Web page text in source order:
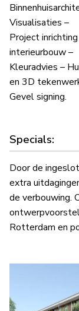
Visualisaties –
Project
interieurbouw –
Kleuradvies –
en 3D
Gevel signing.
Specials:
Door de
extra
de verbouwing.
Rotterdam en